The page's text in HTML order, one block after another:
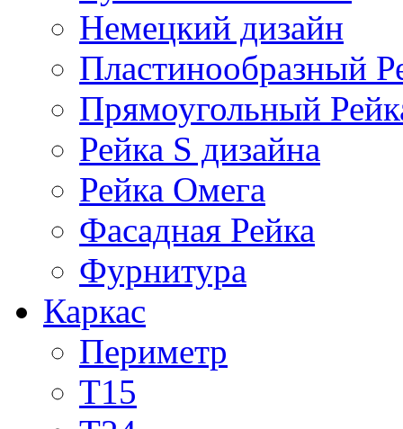
Немецкий дизайн
Пластинообразный
Прямоугольный
Рейка S дизайна
Рейка Омега
Фасадная Рейка
Фурнитура
Каркас
Периметр
Т15